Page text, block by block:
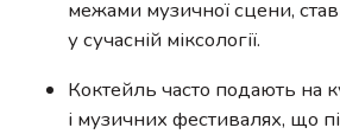
межами музичної сцени,
у сучасній міксології.
Коктейль часто подають на
і музичних фестивалях, що